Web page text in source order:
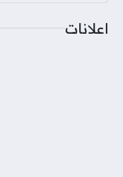
اعلانات